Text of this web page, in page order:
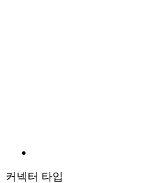
커넥터 타입